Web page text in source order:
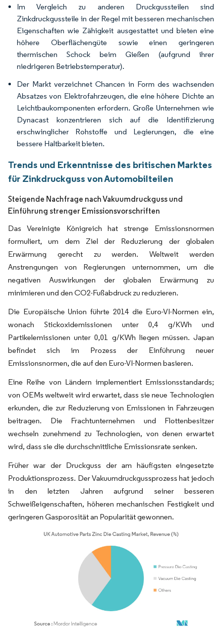
Im Vergleich zu anderen Druckgussteilen sind
Zinkdruckgussteile in der Regel mit besseren mechanischen
Eigenschaften wie Zähigkeit ausgestattet und bieten eine
höhere Oberflächengüte sowie einen geringeren
thermischen Schock beim Gießen (aufgrund ihrer
niedrigeren Betriebstemperatur).
Der Markt verzeichnet Chancen in Form des wachsenden
Absatzes von Elektrofahrzeugen, die eine höhere Dichte an
Leichtbaukomponenten erfordern. Große Unternehmen wie
Dynacast konzentrieren sich auf die Identifizierung
erschwinglicher Rohstoffe und Legierungen, die eine
bessere Haltbarkeit bieten.
Trends und Erkenntnisse des britischen Marktes
für Zinkdruckguss von Automobilteilen
Steigende Nachfrage nach Vakuumdruckguss und
Einführung strenger Emissionsvorschriften
Das Vereinigte Königreich hat strenge Emissionsnormen
formuliert, um dem Ziel der Reduzierung der globalen
Erwärmung gerecht zu werden. Weltweit werden
Anstrengungen von Regierungen unternommen, um die
negativen Auswirkungen der globalen Erwärmung zu
minimieren und den CO2-Fußabdruck zu reduzieren.
Die Europäische Union führte 2014 die Euro-VI-Normen ein,
wonach Stickoxidemissionen unter 0,4 g/KWh und
Partikelemissionen unter 0,01 g/KWh liegen müssen. Japan
befindet sich im Prozess der Einführung neuer
Emissionsnormen, die auf den Euro-VI-Normen basieren.
Eine Reihe von Ländern implementiert Emissionsstandards;
von OEMs weltweit wird erwartet, dass sie neue Technologien
erkunden, die zur Reduzierung von Emissionen in Fahrzeugen
beitragen. Die Frachtunternehmen und Flottenbesitzer
wechseln zunehmend zu Technologien, von denen erwartet
wird, dass sie die durchschnittliche Emissionsrate senken.
Früher war der Druckguss der am häufigsten eingesetzte
Produktionsprozess. Der Vakuumdruckgussprozess hat jedoch
in den letzten Jahren aufgrund seiner besseren
Schweißeigenschaften, höheren mechanischen Festigkeit und
geringeren Gasporosität an Popularität gewonnen.